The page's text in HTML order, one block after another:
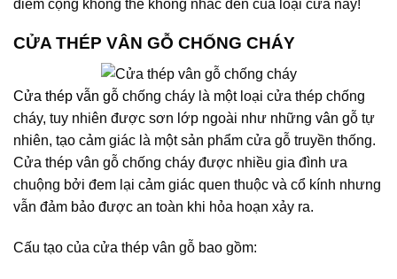
điểm cộng không thể không nhắc đến của loại cửa này!
CỬA THÉP VÂN GỖ CHỐNG CHÁY
Cửa thép vẫn gỗ chống cháy là một loại cửa thép chống
cháy, tuy nhiên được sơn lớp ngoài như những vân gỗ tự
nhiên, tạo cảm giác là một sản phẩm cửa gỗ truyền thống.
Cửa thép vân gỗ chống cháy được nhiều gia đình ưa
chuộng bởi đem lại cảm giác quen thuộc và cổ kính nhưng
vẫn đảm bảo được an toàn khi hỏa hoạn xảy ra.
Cấu tạo của cửa thép vân gỗ bao gồm: